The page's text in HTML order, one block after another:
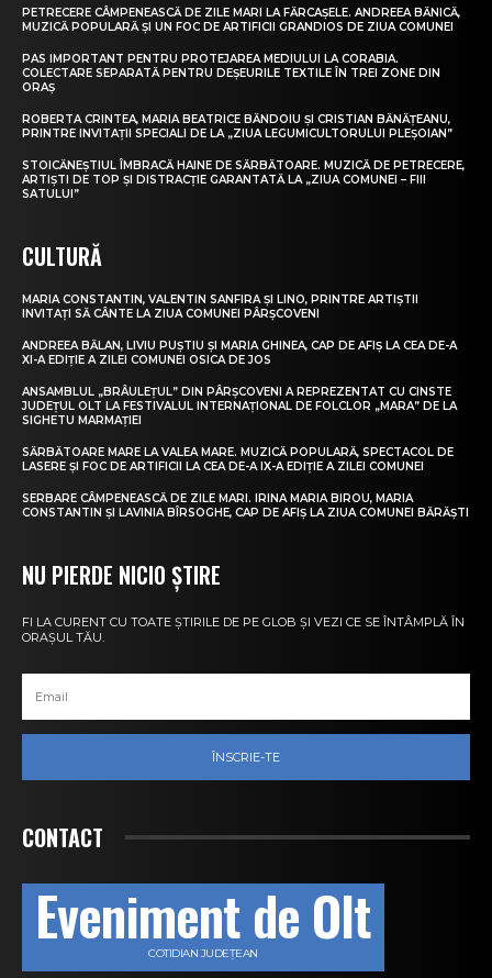
PETRECERE CÂMPENEASCĂ DE ZILE MARI LA FĂRCAȘELE. ANDREEA BĂNICĂ,
MUZICĂ POPULARĂ ȘI UN FOC DE ARTIFICII GRANDIOS DE ZIUA COMUNEI
PAS IMPORTANT PENTRU PROTEJAREA MEDIULUI LA CORABIA.
COLECTARE SEPARATĂ PENTRU DEȘEURILE TEXTILE ÎN TREI ZONE DIN
ORAȘ
ROBERTA CRINTEA, MARIA BEATRICE BĂNDOIU ȘI CRISTIAN BĂNĂȚEANU,
PRINTRE INVITAȚII SPECIALI DE LA „ZIUA LEGUMICULTORULUI PLEȘOIAN”
STOICĂNEȘTIUL ÎMBRACĂ HAINE DE SĂRBĂTOARE. MUZICĂ DE PETRECERE,
ARTIȘTI DE TOP ȘI DISTRACȚIE GARANTATĂ LA „ZIUA COMUNEI – FIII
SATULUI”
CULTURĂ
MARIA CONSTANTIN, VALENTIN SANFIRA ȘI LINO, PRINTRE ARTIȘTII
INVITAȚI SĂ CÂNTE LA ZIUA COMUNEI PÂRȘCOVENI
ANDREEA BĂLAN, LIVIU PUȘTIU ȘI MARIA GHINEA, CAP DE AFIȘ LA CEA DE-A
XI-A EDIȚIE A ZILEI COMUNEI OSICA DE JOS
ANSAMBLUL „BRÂULEȚUL” DIN PÂRȘCOVENI A REPREZENTAT CU CINSTE
JUDEȚUL OLT LA FESTIVALUL INTERNAȚIONAL DE FOLCLOR „MARA” DE LA
SIGHETU MARMAȚIEI
SĂRBĂTOARE MARE LA VALEA MARE. MUZICĂ POPULARĂ, SPECTACOL DE
LASERE ȘI FOC DE ARTIFICII LA CEA DE-A IX-A EDIȚIE A ZILEI COMUNEI
SERBARE CÂMPENEASCĂ DE ZILE MARI. IRINA MARIA BIROU, MARIA
CONSTANTIN ȘI LAVINIA BÎRSOGHE, CAP DE AFIȘ LA ZIUA COMUNEI BĂRĂȘTI
NU PIERDE NICIO ȘTIRE
FI LA CURENT CU TOATE ȘTIRILE DE PE GLOB ȘI VEZI CE SE ÎNTÂMPLĂ ÎN
ORAȘUL TĂU.
ÎNSCRIE-TE
CONTACT
Eveniment de Olt
COTIDIAN JUDEȚEAN